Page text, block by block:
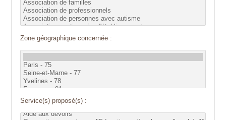
Zone géographique concernée :
Service(s) proposé(s) :